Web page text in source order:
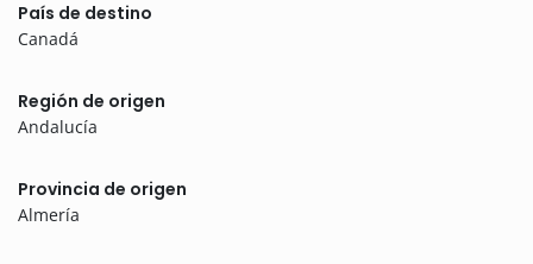
País de destino
Canadá
Región de origen
Andalucía
Provincia de origen
Almería